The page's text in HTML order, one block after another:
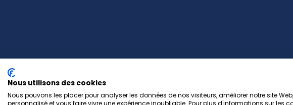
Copyright © 2017-2026 EIS Paris -Mentions Légales & RGPD-CGV
Nous utilisons des cookies
Nous pouvons les placer pour analyser les données de nos visiteurs, améliorer notre site
personnalisé et vous faire vivre une expérience inoubliable. Pour plus d'informations sur les